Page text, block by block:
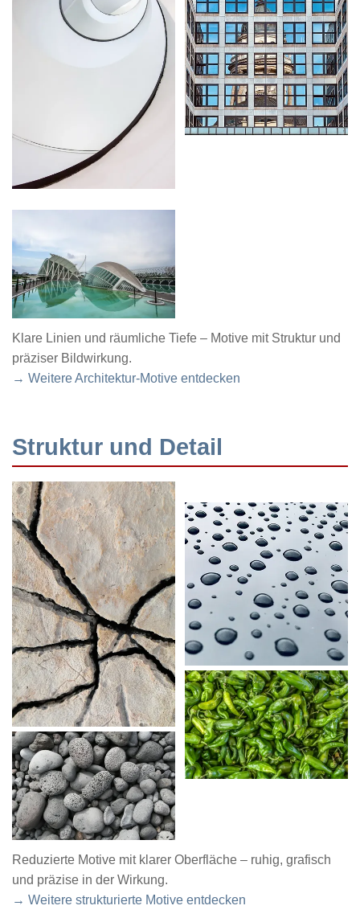
Klare Linien und räumliche Tiefe – Motive mit Struktur und
präziser Bildwirkung.
→ Weitere Architektur-Motive entdecken
Struktur und Detail
Reduzierte Motive mit klarer Oberfläche – ruhig, grafisch
und präzise in der Wirkung.
→ Weitere strukturierte Motive entdecken